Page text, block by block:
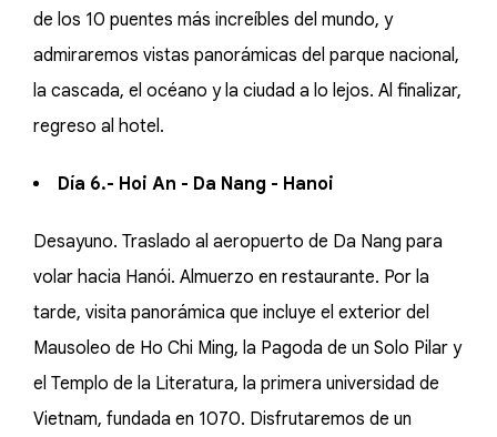
de los 10 puentes más increíbles del mundo, y
admiraremos vistas panorámicas del parque nacional,
la cascada, el océano y la ciudad a lo lejos. Al finalizar,
regreso al hotel.
Día 6.- Hoi An - Da Nang - Hanoi
Desayuno. Traslado al aeropuerto de Da Nang para
volar hacia Hanói. Almuerzo en restaurante. Por la
tarde, visita panorámica que incluye el exterior del
Mausoleo de Ho Chi Ming, la Pagoda de un Solo Pilar y
el Templo de la Literatura, la primera universidad de
Vietnam, fundada en 1070. Disfrutaremos de un